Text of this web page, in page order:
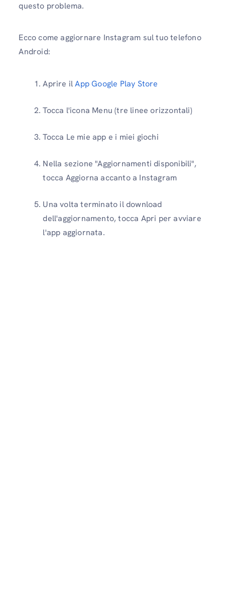
questo problema.
Ecco come aggiornare Instagram sul tuo telefono
Android:
Aprire ilApp Google Play Store
Tocca l'icona Menu (tre linee orizzontali)
Tocca Le mie app e i miei giochi
Nella sezione "Aggiornamenti disponibili",
tocca Aggiorna accanto a Instagram
Una volta terminato il download
dell'aggiornamento, tocca Apri per avviare
l'app aggiornata.